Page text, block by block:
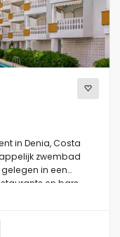
in Denia, Costa
zwembad
in een
en bars
Marinas.